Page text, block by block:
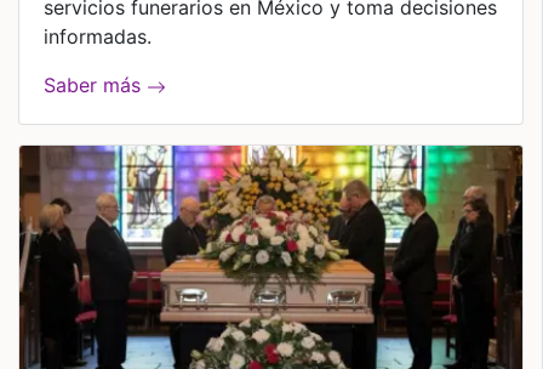
servicios funerarios en México y toma decisiones
informadas.
Saber más